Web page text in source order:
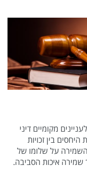
מקומיים דיני
בין זכויות
השמירה על שלומו של
שמירה איכות הסביבה.